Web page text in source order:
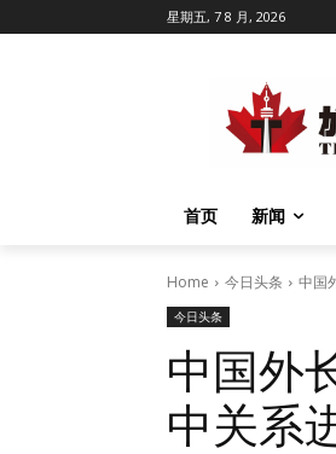
星期五, 7 8 月, 2026
首页 新闻
Home 今日头条 中国
今日头条
中国外
中关系